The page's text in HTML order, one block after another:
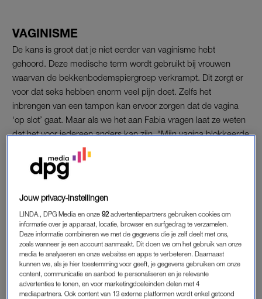
VAGINISME
De kans is groot dat je niet eerder van vaginisme hebt
gehoord. Deze medische term wordt gebruikt bij vrouwen
waarvan de bekkenbodemspiergroep verkrampt. Dit zorgt er
voor dat seks hebben enorm veel pijn doet. Zelfs het
inbrengen van een tampon kan ervoor zorgen dat de vagina
‘op slot’ gaat. Maar als we het aan Fabia vragen laat ze weten
dat het voor iedereen anders kan zijn. “Mijn vagina blokkeerde
alles: tampon, vinger, álles. Het is heel persoonlijk en dat
maakt de behandeling zo moeilijk.”
psychische problemen, zoals een traumatische ervaring uit het
verleden. Ook bij Fabia is dit het geval. Op haar
Instagramkanaal Project V praat ze openlijk over de medische
molen waar ze doorheen is gehaald. Van bekkenbodemfysio
tot EMDR-specialist. Maar uiteindelijk was het een retraite in
het buitenland die haar leerde haar lichaam te accepteren en
het trauma te verwerken.
Jouw privacy-instellingen
LINDA., DPG Media en onze92 advertentiepartners gebruiken cookies om
informatie over je apparaat, locatie, browser en surfgedrag te verzamelen.
Deze informatie combineren we met de gegevens die je zelf deelt met ons,
zoals wanneer je een account aanmaakt. Dit doen we om het gebruik van onze
media te analyseren en onze websites en apps te verbeteren. Daarnaast
kunnen we, als je hier toestemming voor geeft, je gegevens gebruiken om onze
content, communicatie en aanbod te personaliseren en je relevante
advertenties te tonen, en voor marketingdoeleinden delen met 4
mediapartners. Ook content van 13 externe platformen wordt enkel getoond